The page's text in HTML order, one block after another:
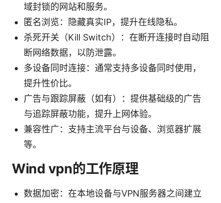
域封锁的网站和服务。
匿名浏览：隐藏真实IP，提升在线隐私。
杀死开关（Kill Switch）：在断开连接时自动阻
断网络数据，以防泄露。
多设备同时连接：通常支持多设备同时使用，
提升性价比。
广告与跟踪屏蔽（如有）：提供基础级的广告
与追踪屏蔽功能，提升上网体验。
兼容性广：支持主流平台与设备、浏览器扩展
等。
Wind vpn的工作原理
数据加密：在本地设备与VPN服务器之间建立